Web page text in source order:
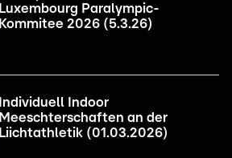
Luxembourg Paralympic-
Kommitee 2026 (5.3.26)
Individuell Indoor
Meeschterschaften an der
Liichtathletik (01.03.2026)